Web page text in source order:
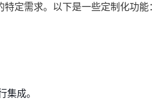
定需求。以下是一些定制化功能：
成。